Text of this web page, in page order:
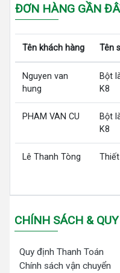
ĐƠN HÀNG GẦN
Tên khách hàng Tên
Nguyen van
hung
Bột
K8
PHAM VAN CU
Bột
K8
Lê Thanh Tòng
CHÍNH SÁCH &
Quy định Thanh Toán
Chính sách vận chuyển